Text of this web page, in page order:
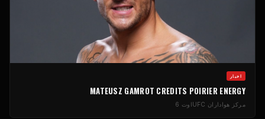
اخبار
MATEUSZ GAMROT CREDITS POIRIER ENERGY
مرکز هواداران UFC اوت 6